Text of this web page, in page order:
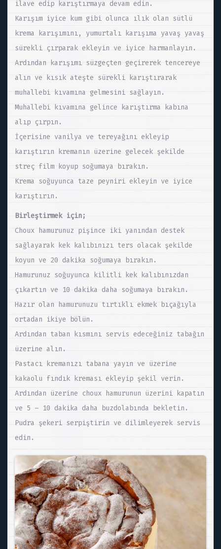
ilave edip karıştırmaya devam edin.
Karışım iyice kum gibi olunca ılık olan sütlü
krema karışımını, yumurtalı karışıma yavaş yavaş
sürekli çırparak ekleyin ve iyice harmanlayın.
Ardından karışımı süzgeçten geçirerek tencereye
alın ve kısık ateşte sürekli karıştırarak
muhallebi kıvamına gelmesini sağlayın.
Muhallebi kıvamına gelince karıştırma kabına
alıp çırpın.
İçerisine vanilya ve tereyağını ekleyip
karıştırın kremanın üzerine gelecek şekilde
streç film koyup soğumaya bırakın.
Krema soğuyunca taze peyniri ekleyin ve iyice
karıştırın.
Birleştirmek için;
Choux hamurunuz pişince iki yanından destek
sağlayarak kek kalıbınızı ters olacak şekilde
koyun ve 20 dakika soğumaya bırakın.
Hamurunuz soğuyunca kilitli kek kalıbınızdan
çıkartın ve 10 dakika daha soğumaya bırakın.
Hazır olan hamurunuzu tırtıklı ekmek bıçağıyla
ortadan ikiye bölün.
Ardından taban kısmını servis edeceğiniz tabağın
üzerine alın.
Pastacı kremanızı tabana yayın ve üzerine
kakaolu fındık kreması ekleyip şekil verin.
Ardından üzerine choux hamurunun üzerini kapatın
ve 5 – 10 dakika daha buzdolabında bekletin.
Pudra şekeri serpiştirin ve dilimleyerek servis
edin.